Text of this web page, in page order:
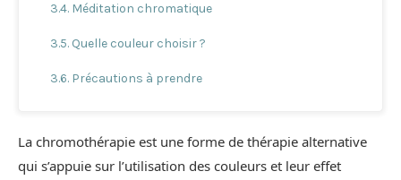
Méditation chromatique
Quelle couleur choisir ?
Précautions à prendre
La chromothérapie est une forme de thérapie alternative
qui s’appuie sur l’utilisation des couleurs et leur effet